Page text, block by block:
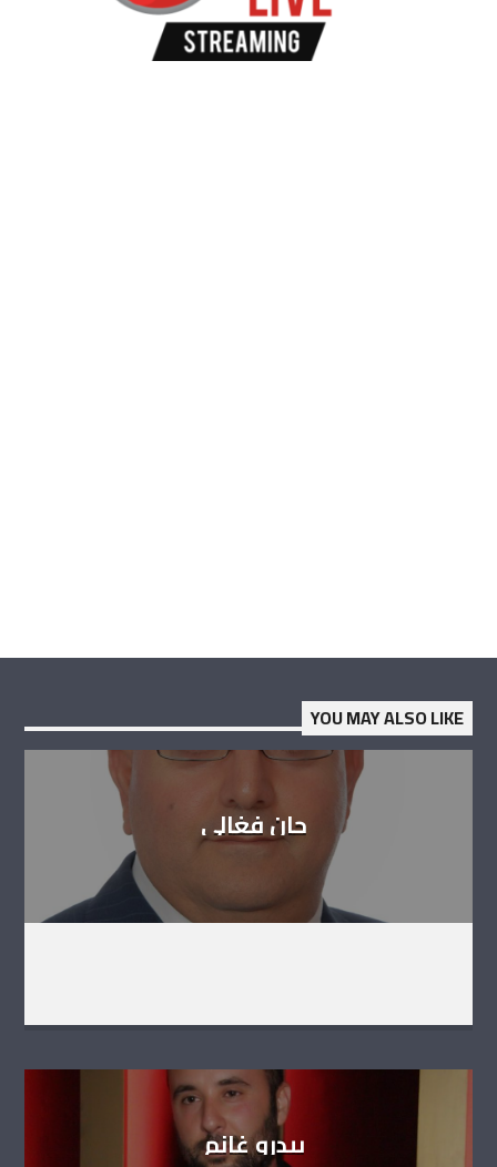
YOU MAY ALSO LIKE
جان فغالي
بيدرو غانم